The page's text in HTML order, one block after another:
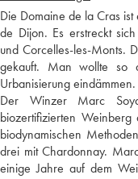
Die Domaine de la Cras
de Dijon. Es erstreckt
und Corcelles-les-Monts.
gekauft. Man wollte so
Urbanisierung eindämmen.
Der Winzer Marc
biozertifizierten
biodynamischen
drei mit Chardonnay.
einige Jahre auf dem